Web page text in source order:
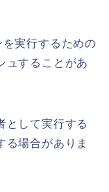
実行するための
ュすることがあ
として実行する
る場合がありま